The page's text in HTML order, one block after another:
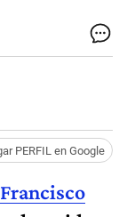
PERFIL en Google
Francisco